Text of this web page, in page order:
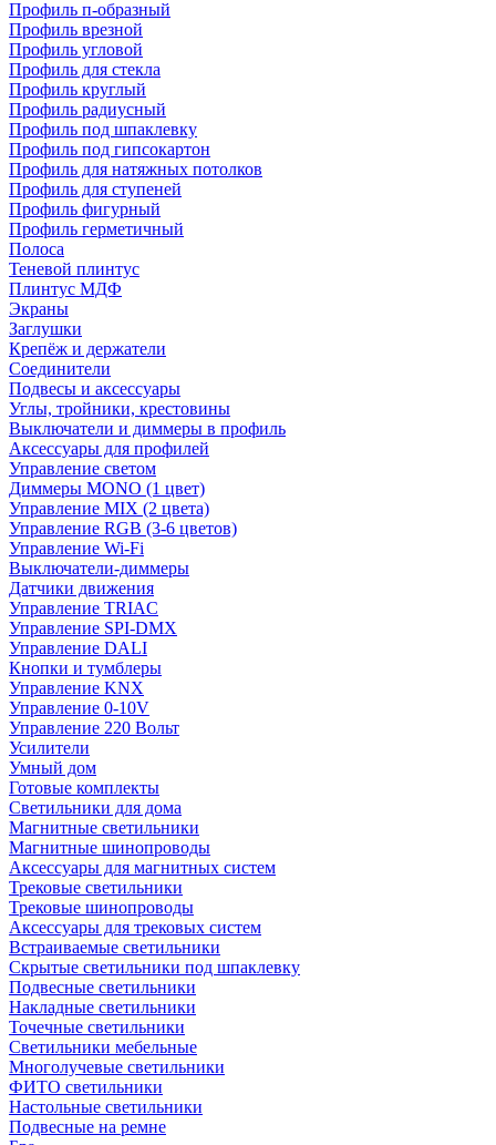
Профиль п-образный
Профиль врезной
Профиль угловой
Профиль для стекла
Профиль круглый
Профиль радиусный
Профиль под шпаклевку
Профиль под гипсокартон
Профиль для натяжных потолков
Профиль для ступеней
Профиль фигурный
Профиль герметичный
Полоса
Теневой плинтус
Плинтус МДФ
Экраны
Заглушки
Крепёж и держатели
Соединители
Подвесы и аксессуары
Углы, тройники, крестовины
Выключатели и диммеры в профиль
Аксессуары для профилей
Управление светом
Диммеры MONO (1 цвет)
Управление MIX (2 цвета)
Управление RGB (3-6 цветов)
Управление Wi-Fi
Выключатели-диммеры
Датчики движения
Управление TRIAC
Управление SPI-DMX
Управление DALI
Кнопки и тумблеры
Управление KNX
Управление 0-10V
Управление 220 Вольт
Усилители
Умный дом
Готовые комплекты
Светильники для дома
Магнитные светильники
Магнитные шинопроводы
Аксессуары для магнитных систем
Трековые светильники
Трековые шинопроводы
Аксессуары для трековых систем
Встраиваемые светильники
Скрытые светильники под шпаклевку
Подвесные светильники
Накладные светильники
Точечные светильники
Светильники мебельные
Многолучевые светильники
ФИТО светильники
Настольные светильники
Подвесные на ремне